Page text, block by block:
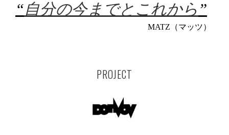
“自分の今までとこれから ”
MATZ（マッツ）
PROJECT